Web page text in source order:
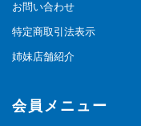
お問い合わせ
特定商取引法表示
姉妹店舗紹介
会員メニュー